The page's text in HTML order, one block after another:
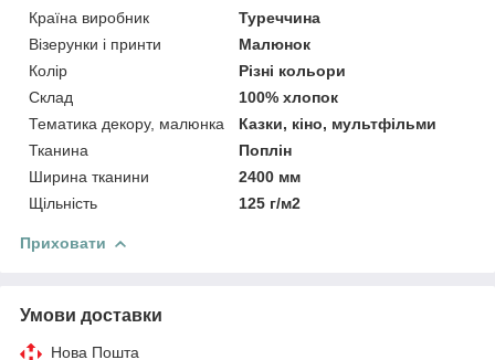
Країна виробник
Туреччина
Візерунки і принти
Малюнок
Колір
Різні кольори
Склад
100% хлопок
Тематика декору, малюнка
Казки, кіно, мультфільми
Тканина
Поплін
Ширина тканини
2400 мм
Щільність
125 г/м2
Приховати
Умови доставки
Нова Пошта